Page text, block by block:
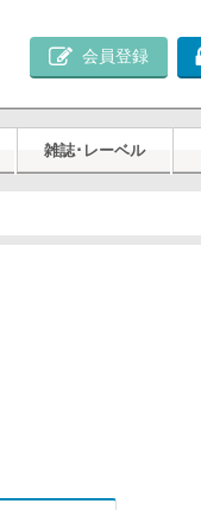
会員登録
雑誌･レーベル